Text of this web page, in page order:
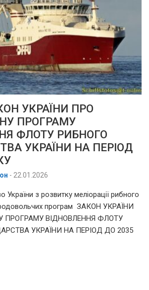
УКРАЇНИ ПРО
ПРОГРАМУ
ФЛОТУ РИБНОГО
УКРАЇНИ НА ПЕРІОД
- 22.01.2026
України з розвитку меліорації рибного
програм ЗАКОН УКРАЇНИ
ПРОГРАМУ ВІДНОВЛЕННЯ ФЛОТУ
УКРАЇНИ НА ПЕРІОД ДО 2035